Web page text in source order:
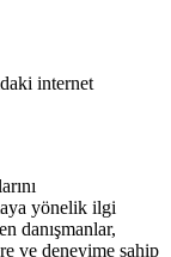
internet
yönelik ilgi
danışmanlar,
ve deneyime sahip